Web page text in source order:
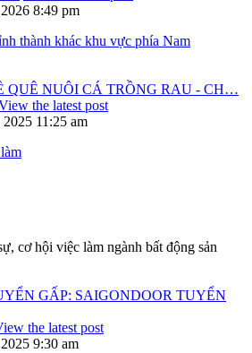
8:49 pm
thành khác khu vực phía Nam
QUÊ NUÔI CÁ TRỒNG RAU - CH…
the latest post
11:25 am
cơ hội việc làm ngành bất động sản
GẤP: SAIGONDOOR TUYỂN
the latest post
9:30 am